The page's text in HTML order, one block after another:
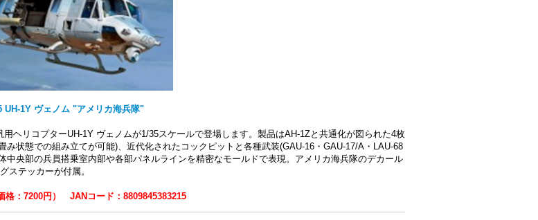
UH-1Y ヴェノム "アメリカ海兵隊"
用ヘリコプターUH-1Y ヴェノムが1/35スケールで登場します。製品はAH-1Zと共通化が図られた4枚
み状態での組み立てが可能)、近代化されたコックピットと各種武装(GAU-16・GAU-17/A・LAU-68
中央部の兵員搭乗室内部や各部パネルラインを精密なモールドで表現。アメリカ海兵隊のデカール
ステッカーが付属。
格：7200円） JANコード：8809845383215